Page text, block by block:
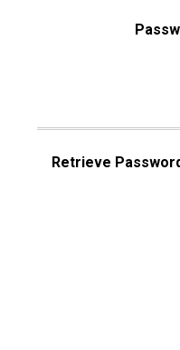
Retrieve